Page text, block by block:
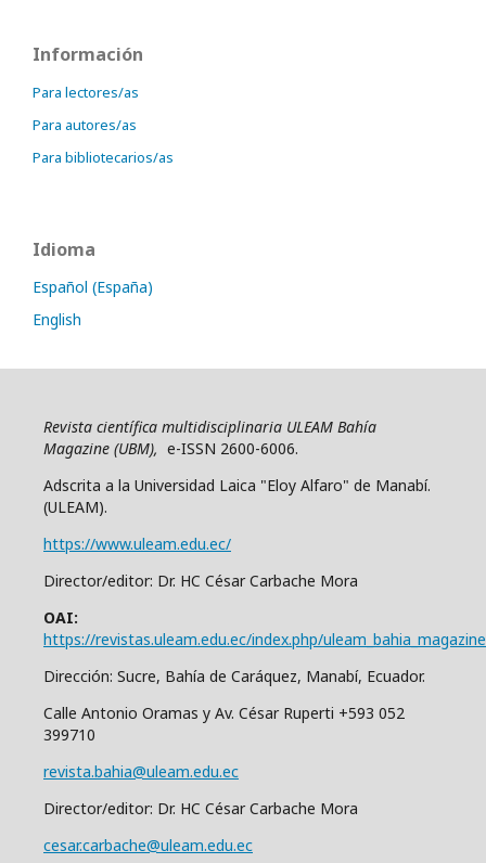
Información
Para lectores/as
Para autores/as
Para bibliotecarios/as
Idioma
Español (España)
English
Revista científica multidisciplinaria ULEAM Bahía
Magazine (UBM), e-ISSN 2600-6006.
Adscrita a la Universidad Laica "Eloy Alfaro" de Manabí.
(ULEAM).
https://www.uleam.edu.ec/
Director/editor: Dr. HC César Carbache Mora
OAI:
https://revistas.uleam.edu.ec/index.php/
Dirección: Sucre, Bahía de Caráquez, Manabí, Ecuador.
Calle Antonio Oramas y Av. César Ruperti +593 052
399710
revista.bahia@uleam.edu.ec
Director/editor: Dr. HC César Carbache Mora
cesar.carbache@uleam.edu.ec